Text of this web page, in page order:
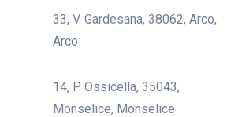
33, V. Gardesana, 38062, Arco,
Arco
14, P. Ossicella, 35043,
Monselice, Monselice